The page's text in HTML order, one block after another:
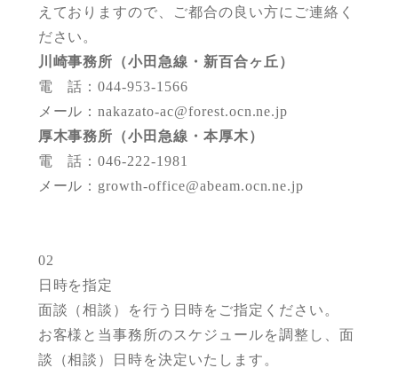
えておりますので、ご都合の良い方にご連絡く
ださい。
川崎事務所（小田急線・新百合ヶ丘）
電 話：044-953-1566
メール：nakazato-ac@forest.ocn.ne.jp
厚木事務所（小田急線・本厚木）
電 話：046-222-1981
メール：growth-office@abeam.ocn.ne.jp
02
日時を指定
面談（相談）を行う日時をご指定ください。
お客様と当事務所のスケジュールを調整し、 面
談（相談）日時を決定いたします。